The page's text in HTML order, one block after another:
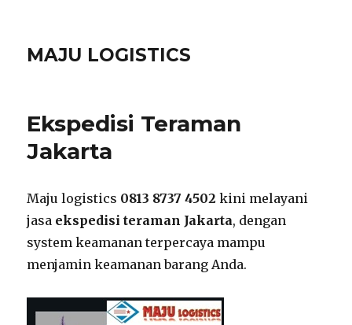
MAJU LOGISTICS
Ekspedisi Teraman
Jakarta
Maju logistics 0813 8737 4502 kini melayani
jasa ekspedisi teraman Jakarta, dengan
system keamanan terpercaya mampu
menjamin keamanan barang Anda.